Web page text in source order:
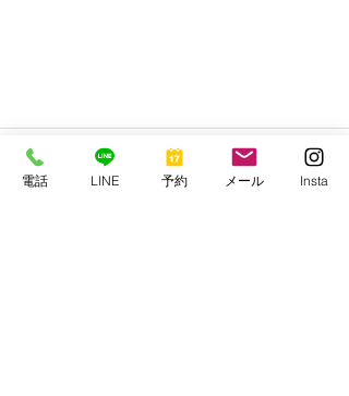
電話 LINE 予約 メール Insta